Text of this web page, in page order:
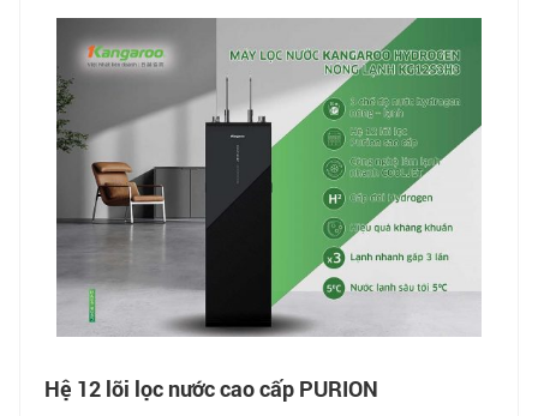
Hệ 12 lõi lọc nước cao cấp PURION